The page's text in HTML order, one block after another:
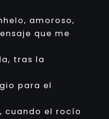
amoroso,
que me
tras la
para el
cuando el rocío